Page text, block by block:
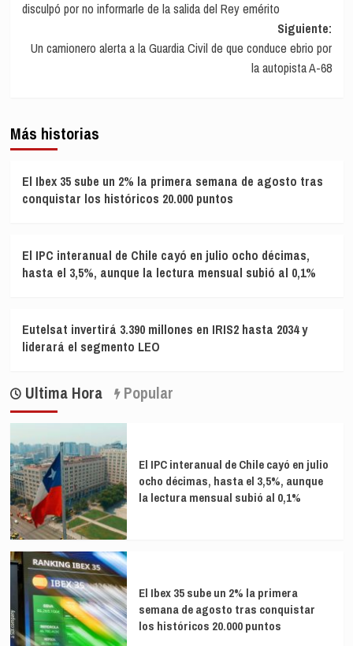
entradas
disculpó por no informarle de la salida del Rey emérito
Siguiente:
Un camionero alerta a la Guardia Civil de que conduce ebrio por
la autopista A-68
Más historias
El Ibex 35 sube un 2% la primera semana de agosto tras
conquistar los históricos 20.000 puntos
El IPC interanual de Chile cayó en julio ocho décimas,
hasta el 3,5%, aunque la lectura mensual subió al 0,1%
Eutelsat invertirá 3.390 millones en IRIS2 hasta 2034 y
liderará el segmento LEO
Ultima Hora Popular
El IPC interanual de Chile cayó en julio
ocho décimas, hasta el 3,5%, aunque
la lectura mensual subió al 0,1%
El Ibex 35 sube un 2% la primera
semana de agosto tras conquistar
los históricos 20.000 puntos